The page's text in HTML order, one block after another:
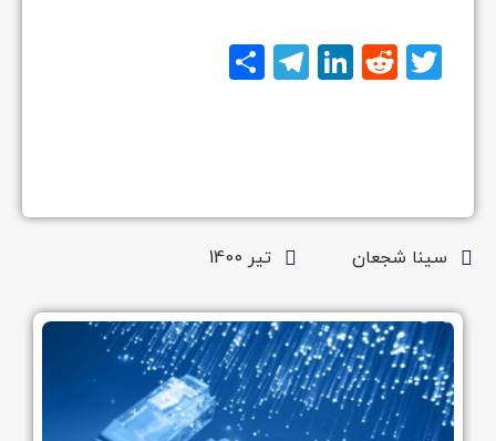
Twitter
Reddit
LinkedIn
Telegram
اشتراک
سینا شجعان تیر 1400